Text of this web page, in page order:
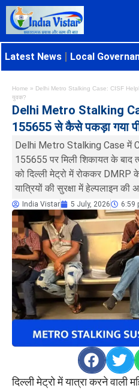
Latest News Local
Home » Delhi Metro Stalking Case: CISF
युवक?
Delhi Metro Stalking
155655 से कैसे पकड़ा गया
Delhi Metro Stalking Case में
155655 पर मिली शिकायत के बाद
को दिल्ली मेट्रो में रोककर DMRP
यात्रियों की सुरक्षा में हेल्पलाइन की
India Vistar 5 July, 2026 6:59
दिल्ली मेट्रो में यात्रा करने वाली